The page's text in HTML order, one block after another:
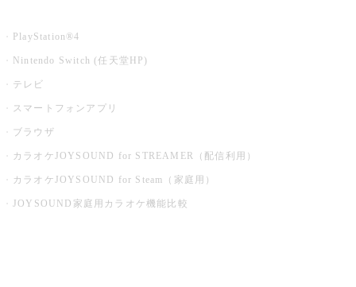
PlayStation®4
Nintendo Switch (任天堂HP)
テレビ
スマートフォンアプリ
ブラウザ
カラオケJOYSOUND for STREAMER（配信利用）
カラオケJOYSOUND for Steam（家庭用）
JOYSOUND家庭用カラオケ機能比較